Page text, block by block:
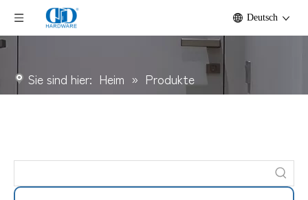
Deutsch
Sie sind hier: Heim » Produkte